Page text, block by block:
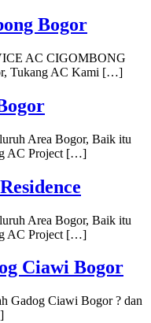
Bogor
AC CIGOMBONG
Tukang AC Kami […]
Area Bogor, Baik itu
AC Project […]
Area Bogor, Baik itu
AC Project […]
Ciawi Bogor
Gadog Ciawi Bogor ? dan